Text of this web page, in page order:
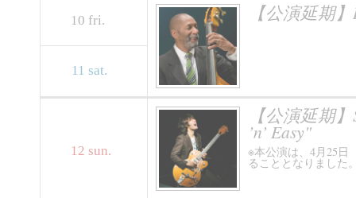
10 fri. 【公演延期
11 sat.
12 sun.
【公演延期
’n’ Easy"
※本公演は、4月25日
ることとなりました